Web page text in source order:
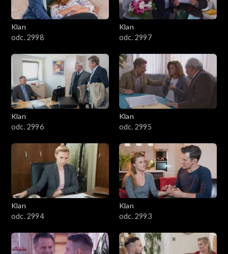
4101–4200
3901–4000
3801–3900
3701–3800
3601–3700
3501–3600
3401–3500
3201–3300
Klan
odc. 2998
Klan
odc. 2997
Klan
odc. 2996
Klan
odc. 2995
Klan
odc. 2994
Klan
odc. 2993